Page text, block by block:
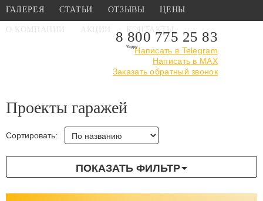
ГАЛЕРЕЯ СТАТЬИ ОТЗЫВЫ ЦЕНЫ
О КОМПАНИИ АКЦИИ КОНТАКТЫ
8 800 775 25 83
Написать в Telegram
Написать в MAX
Заказать обратный звонок
Проекты гаражей
Проекты гаражей
Сортировать:
ПОКАЗАТЬ ФИЛЬТР